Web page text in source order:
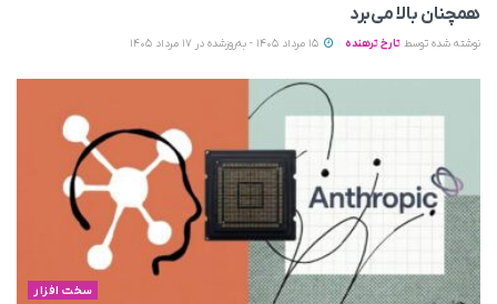
همچنان بالا می‌برد
نوشته شده توسط تارخ ترهنده
سخت افزار